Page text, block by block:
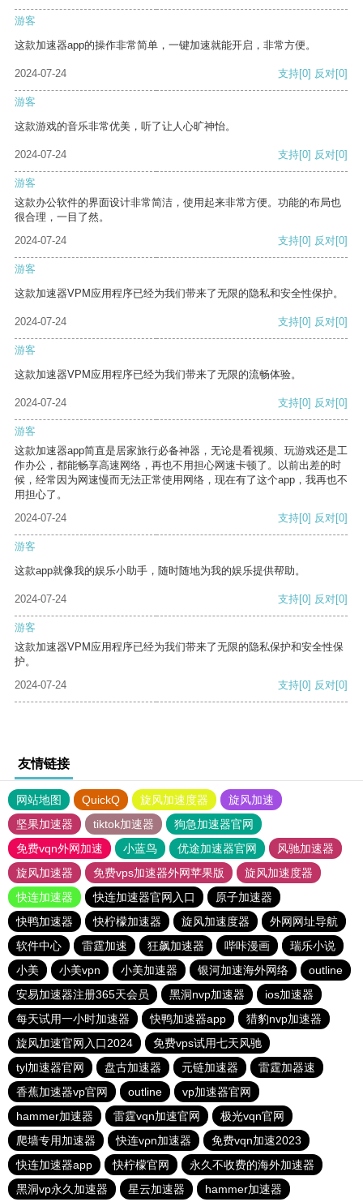
游客
这款加速器app的操作非常简单，一键加速就能开启，非常方便。
2024-07-24 支持[0] 反对[0]
游客
这款游戏的音乐非常优美，听了让人心旷神怡。
2024-07-24 支持[0] 反对[0]
游客
这款办公软件的界面设计非常简洁，使用起来非常方便。功能的布局也
很合理，一目了然。
2024-07-24
支持[0] 反对[0]
游客
这款加速器VPM应用程序已经为我们带来了无限的隐私和安全性保护。
2024-07-24 支持[0] 反对[0]
游客
这款加速器VPM应用程序已经为我们带来了无限的流畅体验。
2024-07-24 支持[0] 反对[0]
游客
这款加速器app简直是居家旅行必备神器，无论是看视频、玩游戏还是工
作办公，都能畅享高速网络，再也不用担心网速卡顿了。以前出差的时
候，经常因为网速慢而无法正常使用网络，现在有了这个app，我再也不
用担心了。
2024-07-24
支持[0] 反对[0]
游客
这款app就像我的娱乐小助手，随时随地为我的娱乐提供帮助。
2024-07-24 支持[0] 反对[0]
游客
这款加速器VPM应用程序已经为我们带来了无限的隐私保护和安全性保
护。
2024-07-24
支持[0] 反对[0]
友情链接
网站地图 QuickQ 旋风加速度器
旋风加速
坚果加速器
tiktok加速器
狗急加速器官网
免费vqn外网加速
小蓝鸟 优途加速器官网
风驰加速器
旋风加速器
免费vps加速器外网苹果版
旋风加速度器
快连加速器
快连加速器官网入口
原子加速器
快鸭加速器
快柠檬加速器 旋风加速度器
外网网址导航
软件中心
雷霆加速 狂飙加速器 哔咔漫画
瑞乐小说
小美
小美vpn 小美加速器 银河加速海外网络
outline
安易加速器注册365天会员
黑洞nvp加速器
ios加速器
每天试用一小时加速器
快鸭加速器app
猎豹nvp加速器
旋风加速官网入口2024
免费vps试用七天风驰
tyl加速器官网
盘古加速器 元链加速器
雷霆加器速
香蕉加速器vp官网
outline
vp加速器官网
hammer加速器
雷霆vqn加速官网
极光vqn官网
爬墙专用加速器
快连vρn加速器
免费vqn加速2023
快连加速器app
快柠檬官网
永久不收费的海外加速器
黑洞vp永久加速器
星云加速器 hammer加速器